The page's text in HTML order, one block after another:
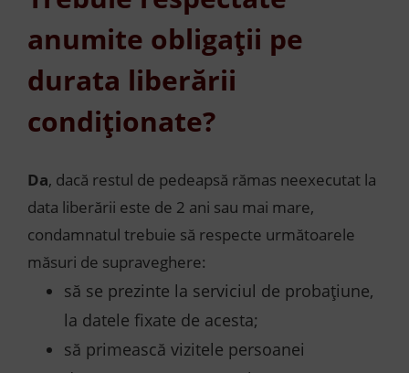
anumite obligații pe
durata liberării
condiționate?
Da, dacă restul de pedeapsă rămas neexecutat la
data liberării este de 2 ani sau mai mare,
condamnatul trebuie să respecte următoarele
măsuri de supraveghere:
să se prezinte la serviciul de probațiune,
la datele fixate de acesta;
să primească vizitele persoanei